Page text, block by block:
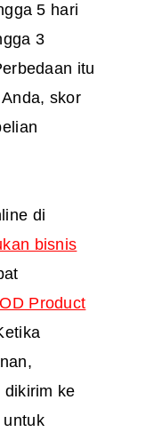
5 hari
3
itu
skor
di
bisnis
Product
dikirim ke
untuk